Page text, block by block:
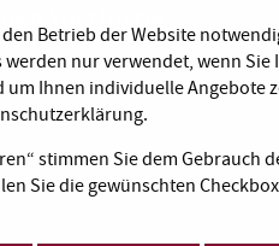
kurzfristig
Betrieb der Website
nur verwendet, wenn
Ihnen individuelle Angebote
stimmen Sie dem Gebrauch
Sie die gewünschten